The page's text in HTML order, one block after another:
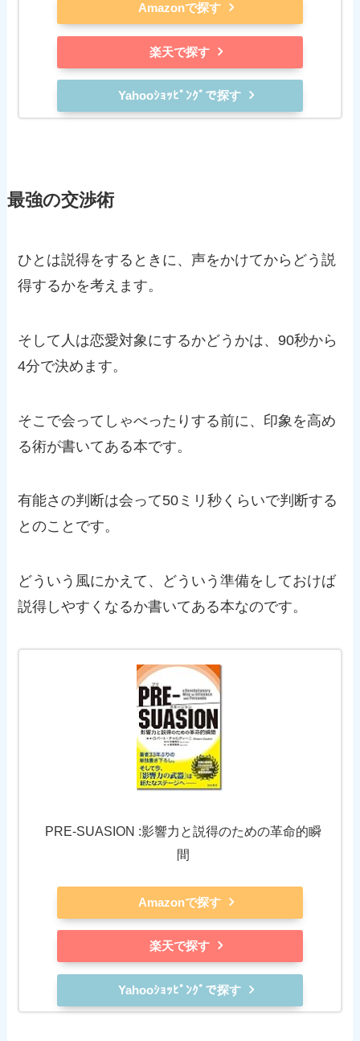
Amazonで探す
楽天で探す
Yahooｼｮｯﾋﾟﾝｸﾞで探す
最強の交渉術
ひとは説得をするときに、声をかけてからどう説
得するかを考えます。
そして人は恋愛対象にするかどうかは、90秒から
4分で決めます。
そこで会ってしゃべったりする前に、印象を高め
る術が書いてある本です。
有能さの判断は会って50ミリ秒くらいで判断する
とのことです。
どういう風にかえて、どういう準備をしておけば
説得しやすくなるか書いてある本なのです。
PRE-SUASION :影響力と説得のための革命的瞬
間
Amazonで探す
楽天で探す
Yahooｼｮｯﾋﾟﾝｸﾞで探す